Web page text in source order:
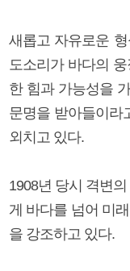
새롭고 자유로운
도소리가 바다의
한 힘과 가능성을
문명을 받아들이라
외치고 있다.
1908년 당시 격변
게 바다를 넘어 미
을 강조하고 있다.